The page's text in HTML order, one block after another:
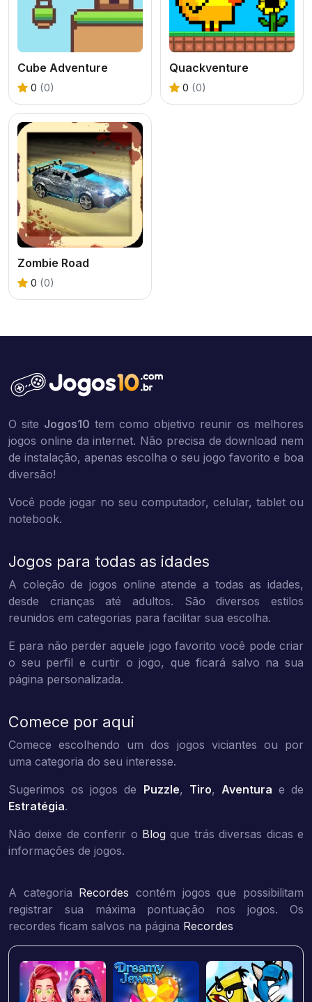
Cube Adventure
0 (0)
Quackventure
0 (0)
Zombie Road
0 (0)
O site Jogos10 tem como objetivo reunir os melhores
jogos online da internet. Não precisa de download nem
de instalação, apenas escolha o seu jogo favorito e boa
diversão!
Você pode jogar no seu computador, celular, tablet ou
notebook.
Jogos para todas as idades
A coleção de jogos online atende a todas as idades,
desde crianças até adultos. São diversos estilos
reunidos em categorias para facilitar sua escolha.
E para não perder aquele jogo favorito você pode criar
o seu perfil e curtir o jogo, que ficará salvo na sua
página personalizada.
Comece por aqui
Comece escolhendo um dos jogos viciantes ou por
uma categoria do seu interesse.
Sugerimos os jogos de Puzzle, Tiro, Aventura e de
Estratégia.
Não deixe de conferir o Blog que trás diversas dicas e
informações de jogos.
A categoria Recordes contém jogos que possibilitam
registrar sua máxima pontuação nos jogos. Os
recordes ficam salvos na página Recordes